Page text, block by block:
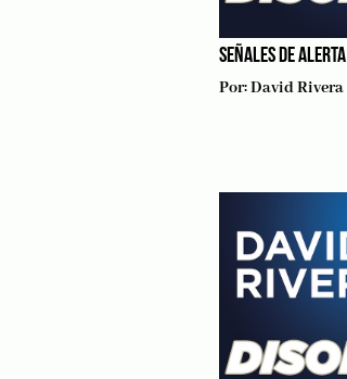
SEÑALES DE ALERTA
Por:David Rivera